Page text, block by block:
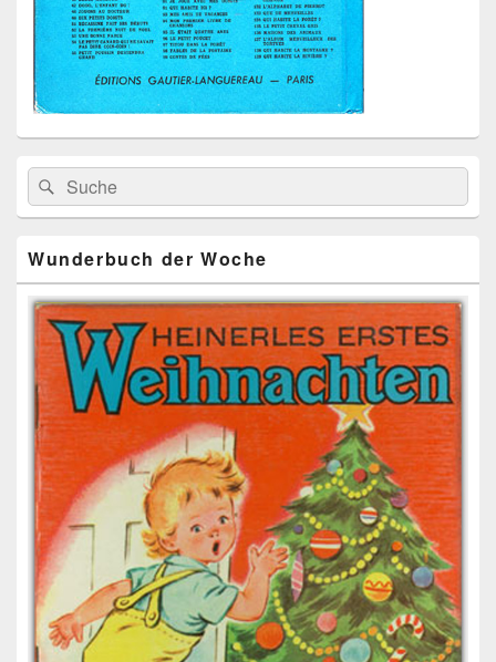
Primärer
Seitenleisten
Widget-
Bereich
Search
for:
Suche
Wunderbuch der Woche